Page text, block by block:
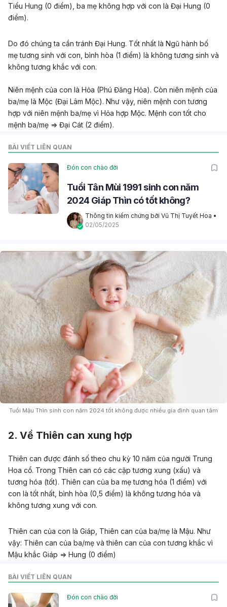
Tiểu Hung (0 điểm), ba mẹ không hợp với con là Đại Hung (0
điểm).
Do đó chúng ta cần tránh Đại Hung. Tốt nhất là Ngũ hành bố
mẹ tương sinh với con, bình hòa (1 điểm) là không tương sinh và
không tương khắc với con.
Niên mệnh của con là Hỏa (Phú Đăng Hỏa). Còn niên mệnh của
ba/mẹ là Mộc (Đại Lâm Mộc). Như vậy, niên mệnh con tương
hợp với niên mệnh ba/mẹ vì Hỏa hợp Mộc. Mệnh con tốt cho
mệnh ba/mẹ => Đại Cát (2 điểm).
BÀI VIẾT LIÊN QUAN
Đón con chào đời
Tuổi Tân Mùi 1991 sinh con năm
2024 Giáp Thìn có tốt không?
Thông tin kiểm chứng bởi Vũ Thị Tuyết Hoa
02/05/2025
Tuổi Mậu Thìn sinh con năm 2024 tốt không được nhiều gia đình quan tâm
2. Về Thiên can xung hợp
Thiên can được đánh số theo chu kỳ 10 năm của người Trung
Hoa cổ. Trong Thiên can có các cặp tương xung (xấu) và
tương hóa (tốt). Thiên can của ba mẹ tương hóa (1 điểm) với
con là tốt nhất, bình hòa (0,5 điểm) là không tương hóa và
không tương xung với con.
Thiên can của con là Giáp, Thiên can của ba/mẹ là Mậu. Như
vậy: Thiên can của ba/mẹ và thiên can của con tương khắc vì
Mậu khắc Giáp => Hung (0 điểm)
BÀI VIẾT LIÊN QUAN
Đón con chào đời